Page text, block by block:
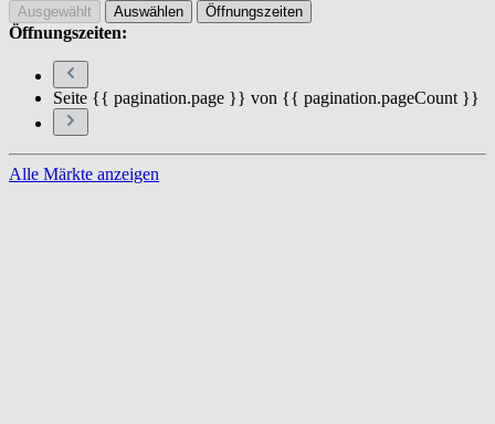
Ausgewählt Auswählen Öffnungszeiten
Öffnungszeiten:
Seite {{ pagination.page }} von {{ pagination.pageCount }}
Alle Märkte anzeigen